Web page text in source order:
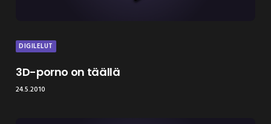
DIGILELUT
3D-porno on täällä
24.5.2010